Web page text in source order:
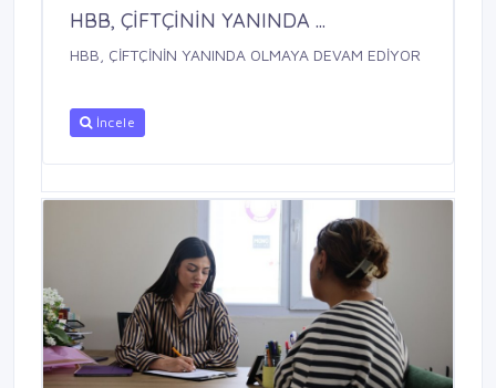
HBB, ÇİFTÇİNİN YANINDA ...
HBB, ÇİFTÇİNİN YANINDA OLMAYA DEVAM EDİYOR
İncele